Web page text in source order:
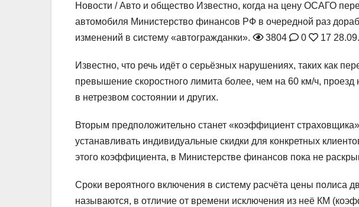
Новости / Авто и общество Известно, когда на цену ОСАГО
автомобиля Министерство финансов РФ в очередной раз
изменений в систему «автогражданки».
3804 0 17
Известно, что речь идёт о серьёзных нарушениях, таких как
превышение скоростного лимита более, чем на 60 км/ч,
в нетрезвом состоянии и других.
Вторым предположительно станет «коэффициент
устанавливать индивидуальные скидки для конкретных
этого коэффициента, в Министерстве финансов пока не
Сроки вероятного включения в систему расчёта цены полиса
называются, в отличие от времени исключения из неё КМ